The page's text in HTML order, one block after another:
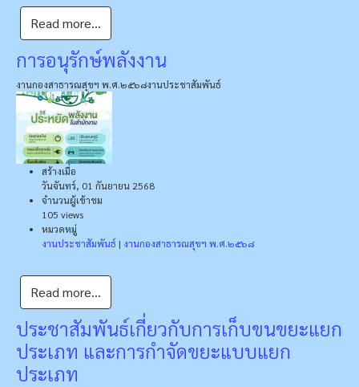
Read more...
การอนุรักษ์พลังงาน
งานกองสาธารณสุขฯ พ.ศ.๒๕๖๘งานประชาสัมพันธ์
สร้างเมื่อ
วันจันทร์, 01 กันยายน 2568
จำนวนผู้เข้าชม
105 views
หมวดหมู่
งานประชาสัมพันธ์ | งานกองสาธารณสุขฯ พ.ศ.๒๕๖๘
Read more...
ประชาสัมพันธ์เกี่ยวกับการเก็บขนขยะแยก
ประเภท และการกำจัดขยะแบบแยก
ประเภท